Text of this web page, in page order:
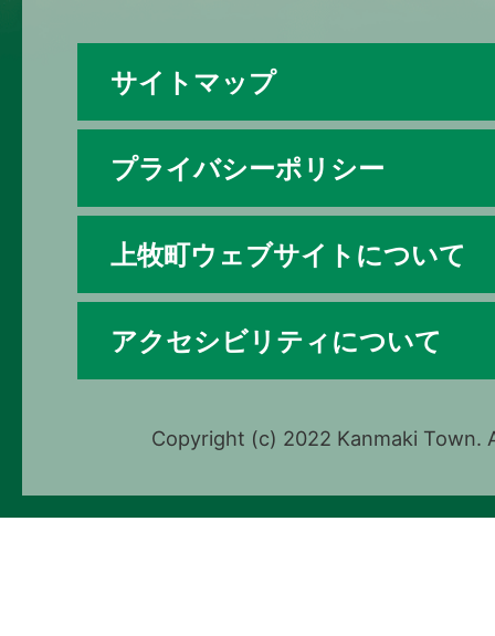
サイトマップ
プライバシーポリシー
上牧町ウェブサイトについて
アクセシビリティについて
Copyright (c) 2022 Kanmaki Town.